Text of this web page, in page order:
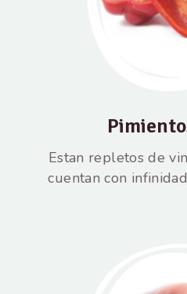
Estan repletos de
cuentan con